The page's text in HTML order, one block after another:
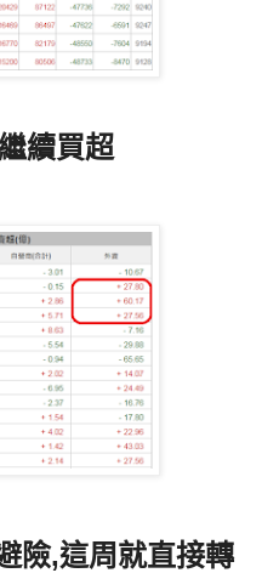
續買超
險,這周就直接轉